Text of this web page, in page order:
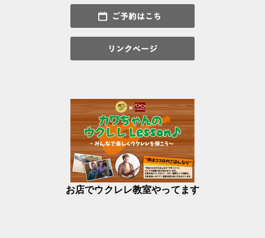
お店でウクレレ教室やってます